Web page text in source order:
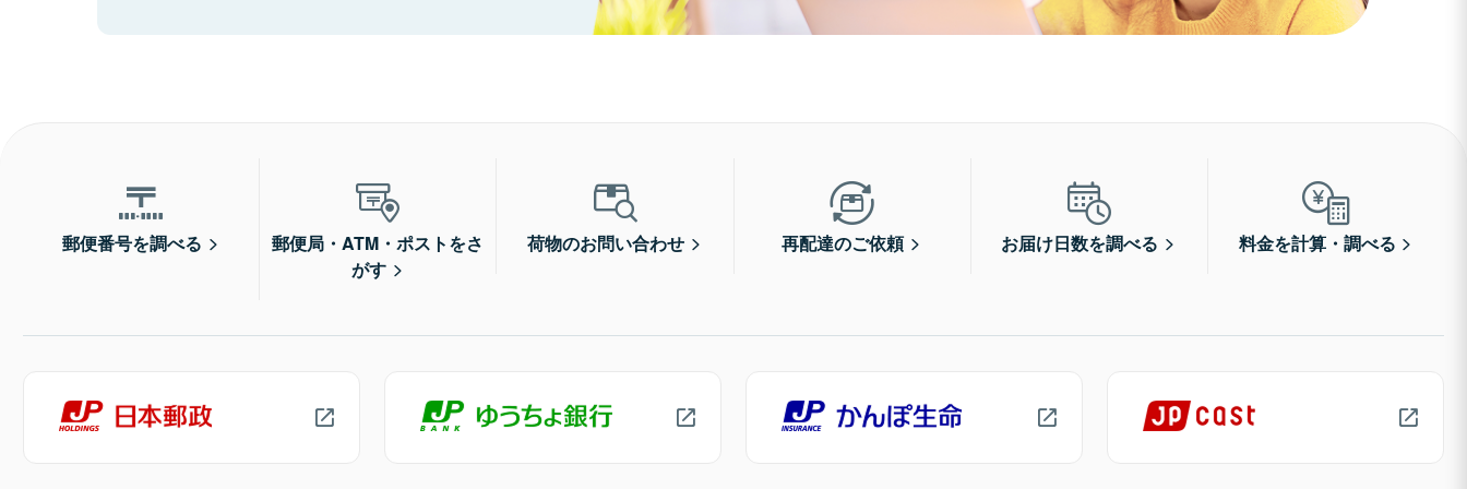
郵便番号を調べる
郵便局・ATM・ポストをさ
がす
荷物のお問い合わせ 再配達のご依頼 お届け日数を調べる 料金を計算・調べる